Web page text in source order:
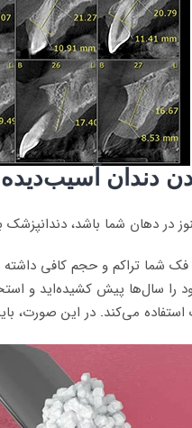
دندان
در دهان شما باشد،
فک شما تراکم و حجم کافی داشته
را سال‌ها پیش کشیده‌اید و
می‌کند. در این صورت،